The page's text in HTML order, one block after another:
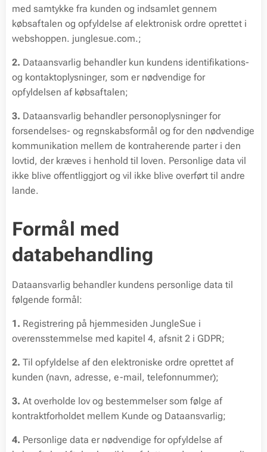
med samtykke fra kunden og indsamlet gennem
købsaftalen og opfyldelse af elektronisk ordre oprettet i
webshoppen. junglesue.com.;
2. Dataansvarlig behandler kun kundens identifikations-
og kontaktoplysninger, som er nødvendige for
opfyldelsen af købsaftalen;
3. Dataansvarlig behandler personoplysninger for
forsendelses- og regnskabsformål og for den nødvendige
kommunikation mellem de kontraherende parter i den
lovtid, der kræves i henhold til loven. Personlige data vil
ikke blive offentliggjort og vil ikke blive overført til andre
lande.
Formål med
databehandling
Dataansvarlig behandler kundens personlige data til
følgende formål:
1. Registrering på hjemmesiden JungleSue i
overensstemmelse med kapitel 4, afsnit 2 i GDPR;
2. Til opfyldelse af den elektroniske ordre oprettet af
kunden (navn, adresse, e-mail, telefonnummer);
3. At overholde lov og bestemmelser som følge af
kontraktforholdet mellem Kunde og Dataansvarlig;
4. Personlige data er nødvendige for opfyldelse af